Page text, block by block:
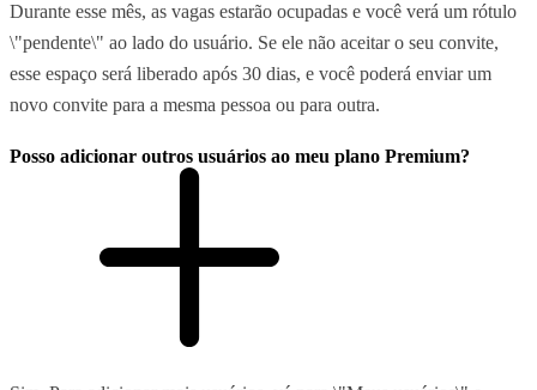
Durante esse mês, as vagas estarão ocupadas e você verá um rótulo
\"pendente\" ao lado do usuário. Se ele não aceitar o seu convite,
esse espaço será liberado após 30 dias, e você poderá enviar um
novo convite para a mesma pessoa ou para outra.
Posso adicionar outros usuários ao meu plano Premium?